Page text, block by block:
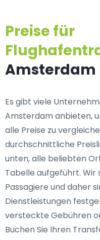
Preise für
Amsterdam
Es gibt viele
Amsterdam anbieten,
alle Preise zu
durchschnittliche
unten, alle beliebten
Tabelle aufgeführt.
Passagiere und daher
Dienstleistungen
versteckte Gebühren
Buchen Sie Ihren